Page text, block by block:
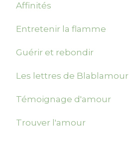
Affinités
Entretenir la flamme
Guérir et rebondir
Les lettres de Blablamour
Témoignage d'amour
Trouver l'amour